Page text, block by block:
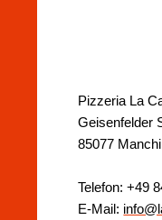
Pizzeria La
Geisenfelder
85077
Telefon: +49
E-Mail: